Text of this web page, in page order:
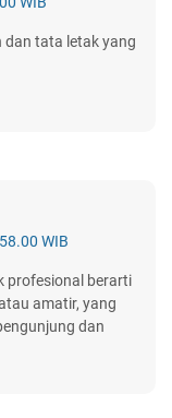
dan tata letak yang
WIB
profesional berarti
amatir, yang
dan